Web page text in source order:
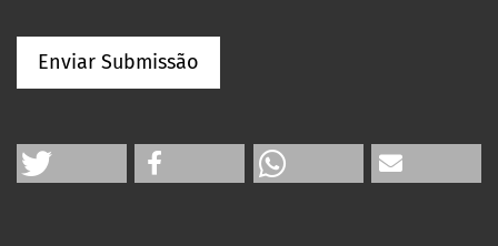
Enviar Submissão